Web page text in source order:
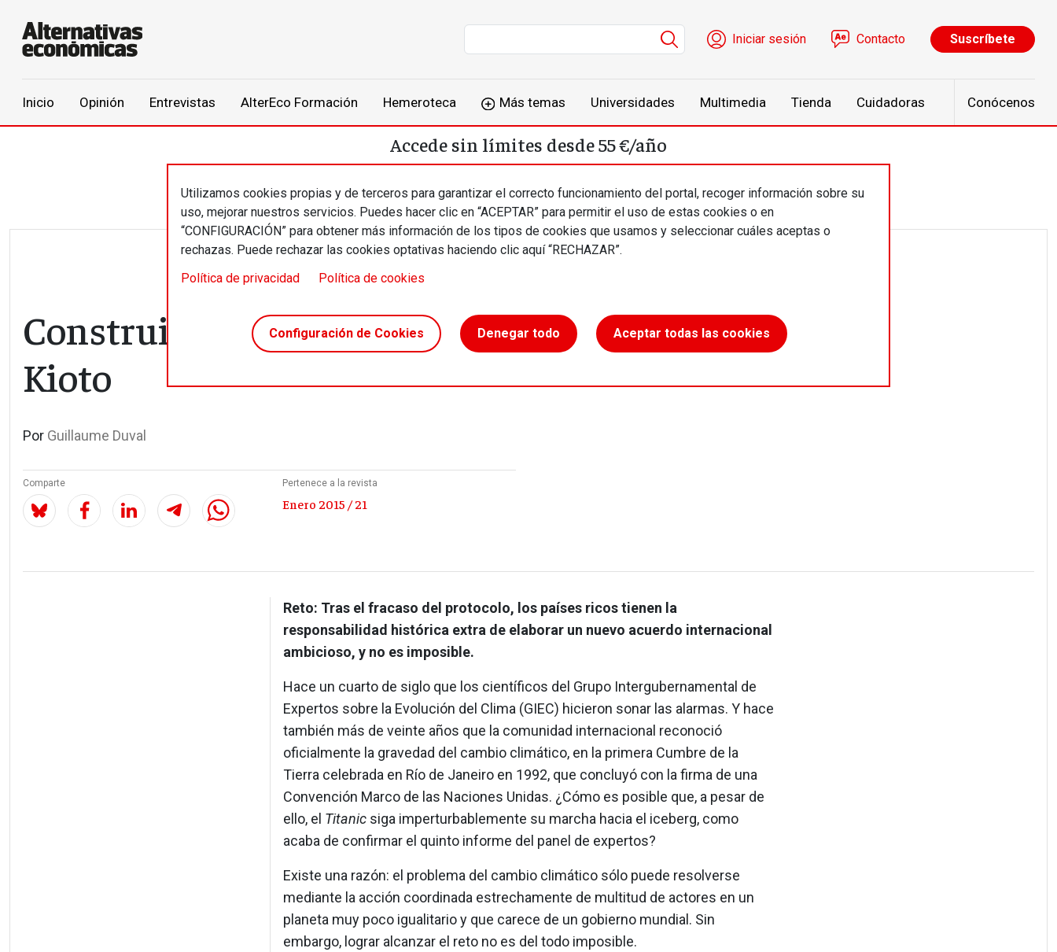
Menú de cuenta de usuario
Iniciar sesión Contacto Suscríbete
Inicio Opinión Entrevistas AlterEco Formación Hemeroteca Más temas Universidades Multimedia Tienda Cuidadoras Conócenos
Utilizamos cookies propias y de terceros para garantizar el correcto funcionamiento del portal, recoger información sobre su
uso, mejorar nuestros servicios. Puedes hacer clic en “ACEPTAR” para permitir el uso de estas cookies o en
“CONFIGURACIÓN” para obtener más información de los tipos de cookies que usamos y seleccionar cuáles aceptas o
rechazas. Puede rechazar las cookies optativas haciendo clic aquí “RECHAZAR”.
Política de privacidad
Política de cookies
Configuración de Cookies Denegar todo Aceptar todas las cookies
Accede sin límites desde 55 €/año
Construir sobre las ruinas de
Kioto
Por Guillaume Duval
Comparte Pertenece a la revista
Enero 2015 / 21
Reto: Tras el fracaso del protocolo, los países ricos tienen la
responsabilidad histórica extra de elaborar un nuevo acuerdo internacional
ambicioso, y no es imposible.
Hace un cuarto de siglo que los científicos del Grupo Intergubernamental de
Expertos sobre la Evolución del Clima (GIEC) hicieron sonar las alarmas. Y hace
también más de veinte años que la comunidad internacional reconoció
oficialmente la gravedad del cambio climático, en la primera Cumbre de la
Tierra celebrada en Río de Janeiro en 1992, que concluyó con la firma de una
Convención Marco de las Naciones Unidas. ¿Cómo es posible que, a pesar de
ello, el Titanicsiga imperturbablemente su marcha hacia el iceberg, como
acaba de confirmar el quinto informe del panel de expertos?
Existe una razón: el problema del cambio climático sólo puede resolverse
mediante la acción coordinada estrechamente de multitud de actores en un
planeta muy poco igualitario y que carece de un gobierno mundial. Sin
embargo, lograr alcanzar el reto no es del todo imposible.